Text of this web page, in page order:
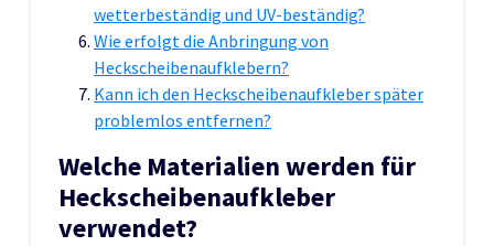
wetterbeständig und UV-beständig?
Wie erfolgt die Anbringung von
Heckscheibenaufklebern?
Kann ich den Heckscheibenaufkleber später
problemlos entfernen?
Welche Materialien werden für
Heckscheibenaufkleber
verwendet?